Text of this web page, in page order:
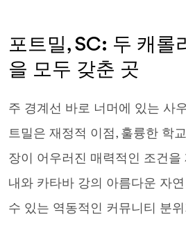
포트밀, SC: 두 캐롤
을 모두 갖춘 곳
주 경계선 바로 너머에 있는 사
트밀은 재정적 이점, 훌륭한 학
장이 어우러진 매력적인 조건을
내와 카타바 강의 아름다운 자
수 있는 역동적인 커뮤니티 분